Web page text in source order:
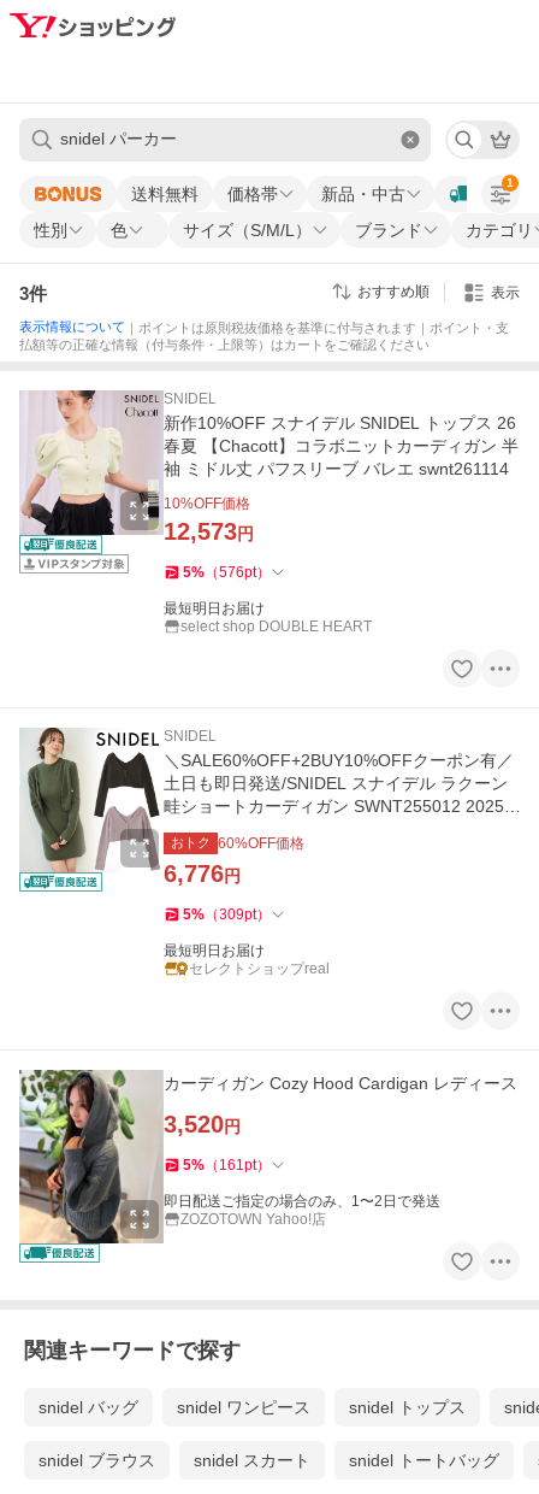
送料無料 価格帯
新品・中古
性別
色 サイズ（S/M/L） ブランド カテゴリ
1
3件 おすすめ順 表示
表示情報について ｜ポイントは原則税抜価格を基準に付与されます｜ポイント・支
払額等の正確な情報（付与条件・上限等）はカートをご確認ください
SNIDEL
新作10%OFF スナイデル SNIDEL トップス 26
春夏 【Chacott】コラボニットカーディガン 半
袖 ミドル丈 パフスリーブ バレエ swnt261114
10%OFF価格
12,573円
5% （576pt）
最短明日お届け
select shop DOUBLE HEART
SNIDEL
＼SALE60%OFF+2BUY10%OFFクーポン有／
土日も即日発送/SNIDEL スナイデル ラクーン
畦ショートカーディガン SWNT255012 2025
秋冬
おトク 60%OFF価格
6,776円
5% （309pt）
最短明日お届け
セレクトショップreal
カーディガン Cozy Hood Cardigan レディース
3,520円
5% （ 161pt）
即日配送ご指定の場合のみ、1〜2日で発送
ZOZOTOWN Yahoo!店
関連キーワードで探す
snidel バッグ snidel ワンピース snidel トップス
snidel ブラウス snidel スカート snidel トートバッグ